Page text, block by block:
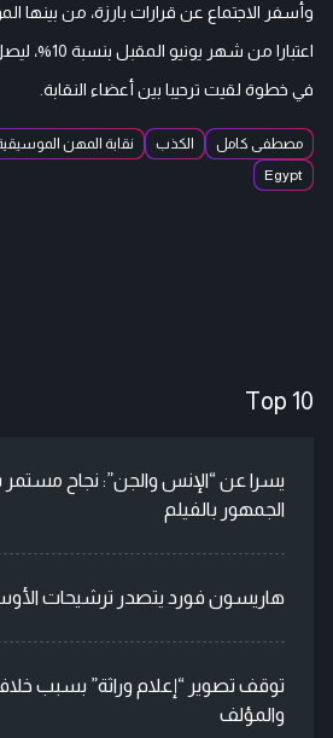
وأسفر الاجتماع عن قرارات بارزة، من بينها
في خطوة لقيت ترحيبا بين أعضاء النقابة.
مصطفى كامل الكذب نقابة المهن
Egypt
Top 10
يسرا عن “الإنس والجن”: نجاح
الجمهور بالفيلم
هاريسون فورد يتصدر ترشيحات
توقف تصوير “إعلام وراثة” بسبب
والمؤلف